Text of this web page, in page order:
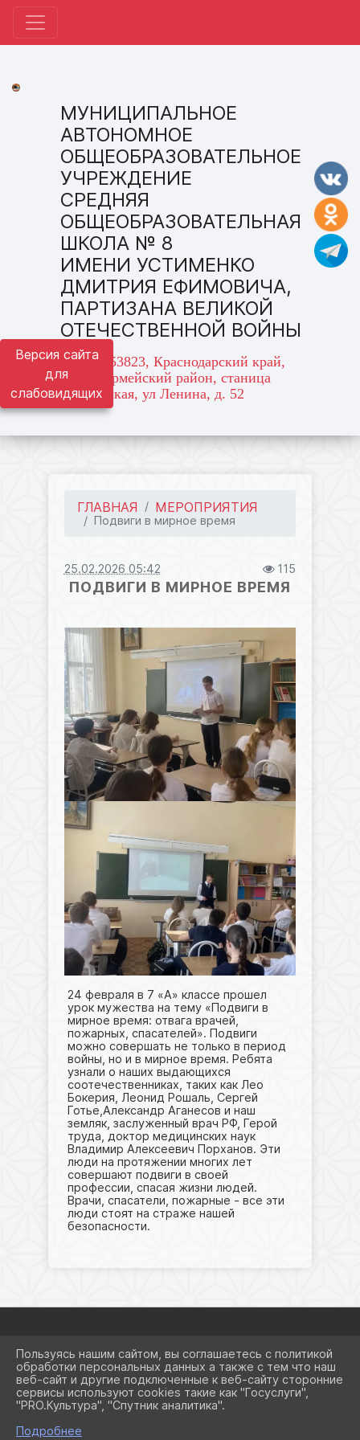
Версия сайта
для
слабовидящих
МУНИЦИПАЛЬНОЕ
АВТОНОМНОЕ
ОБЩЕОБРАЗОВАТЕЛЬНОЕ
УЧРЕЖДЕНИЕ
СРЕДНЯЯ
ОБЩЕОБРАЗОВАТЕЛЬНАЯ
ШКОЛА № 8
ИМЕНИ УСТИМЕНКО
ДМИТРИЯ ЕФИМОВИЧА,
ПАРТИЗАНА ВЕЛИКОЙ
ОТЕЧЕСТВЕННОЙ ВОЙНЫ
адрес: 353823, Краснодарский край,
Красноармейский район, станица
Марьянская, ул Ленина, д. 52
ГЛАВНАЯ МЕРОПРИЯТИЯ
Подвиги в мирное время
25.02.2026 05:42 115
ПОДВИГИ В МИРНОЕ ВРЕМЯ
24 февраля в 7 «А» классе прошел
урок мужества на тему «Подвиги в
мирное время: отвага врачей,
пожарных, спасателей». Подвиги
можно совершать не только в период
войны, но и в мирное время. Ребята
узнали о наших выдающихся
соотечественниках, таких как Лео
Бокерия, Леонид Рошаль, Сергей
Готье,Александр Аганесов и наш
земляк, заслуженный врач РФ, Герой
труда, доктор медицинских наук
Владимир Алексеевич Порханов. Эти
люди на протяжении многих лет
совершают подвиги в своей
профессии, спасая жизни людей.
Врачи, спасатели, пожарные - все эти
люди стоят на страже нашей
безопасности.
2026 Г. SCHOOL8KRSRM.RU
ВХОД
КАРТА САЙТА
ПОЛИТИКА ОБРАБОТКИ
Пользуясь нашим сайтом, вы соглашаетесь с политикой
обработки персональных данных а также с тем что наш
веб-сайт и другие подключенные к веб-сайту сторонние
сервисы используют cookies такие как "Госуслуги",
"PRO.Культура", "Спутник аналитика".
Подробнее